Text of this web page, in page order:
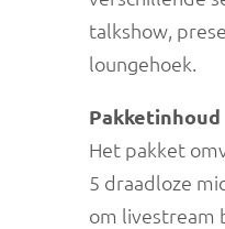
talkshow,
loungehoek.
Pakketinhoud
Het pakket
5 draadloze
om livestream